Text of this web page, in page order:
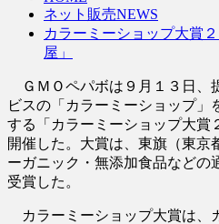
ネット販売NEWS
カラーミーショップ大賞
屋」
ＧＭＯペパボは９月１３日、
ビスの「カラーミーショップ
する「カラーミーショップ大賞
開催した。大賞は、東旗（東京
ーガニック・無添加食品などの
受賞した。
カラーミーショップ大賞は、